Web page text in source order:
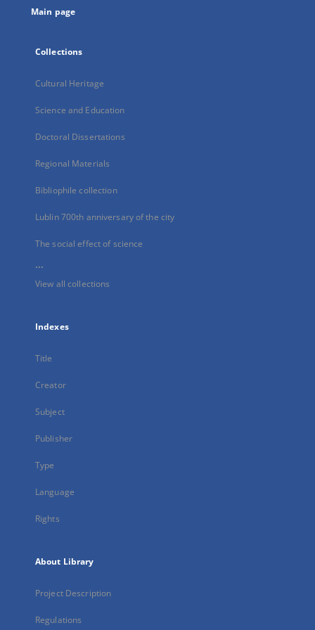
Main page
Collections
Cultural Heritage
Science and Education
Doctoral Dissertations
Regional Materials
Bibliophile collection
Lublin 700th anniversary of the city
The social effect of science
...
View all collections
Indexes
Title
Creator
Subject
Publisher
Type
Language
Rights
About Library
Project Description
Regulations